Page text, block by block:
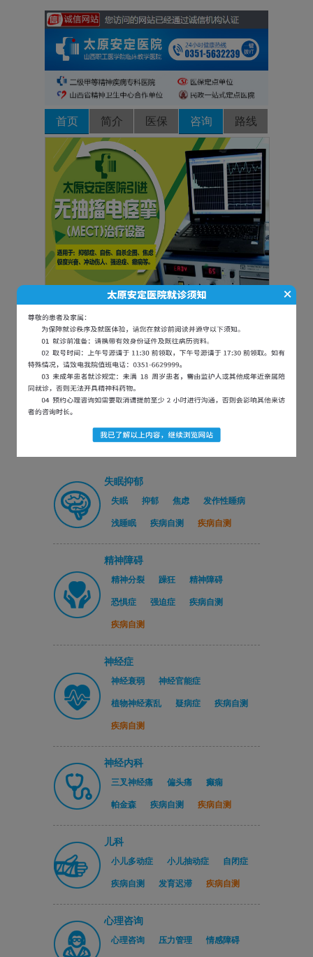
首页 简介 医保 咨询 路线
医院新闻
党建引领医社联动｜龙城艺术... 2026-07-31
行政查房促规范，排除隐患保... 2026-07-30
失眠抑郁
失眠 抑郁 焦虑 发作性睡病
浅睡眠 疾病自测 疾病自测
精神障碍
精神分裂 躁狂 精神障碍
恐惧症 强迫症 疾病自测
疾病自测
神经症
神经衰弱 神经官能症
植物神经紊乱 疑病症 疾病自测
疾病自测
神经内科
三叉神经痛 偏头痛 癫痫
帕金森 疾病自测 疾病自测
儿科
小儿多动症 小儿抽动症 自闭症
疾病自测 发育迟滞 疾病自测
心理咨询
心理咨询 压力管理 情感障碍